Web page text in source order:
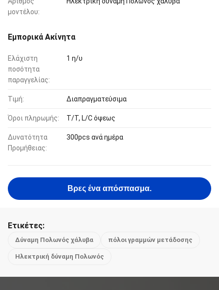
μοντέλου:
Εμπορικά Ακίνητα
Ελάχιστη
ποσότητα
παραγγελίας:
1 η/υ
Τιμή: Διαπραγματεύσιμα
Όροι πληρωμής: T/T, L/C όψεως
Δυνατότητα
Προμήθειας:
300pcs ανά ημέρα
Βρες ένα απόσπασμα.
Ετικέτες:
Δύναμη Πολωνός χάλυβα πόλοι γραμμών μετάδοσης
Ηλεκτρική δύναμη Πολωνός